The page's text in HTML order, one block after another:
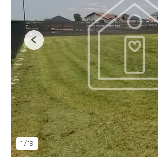
1 /19
Previous